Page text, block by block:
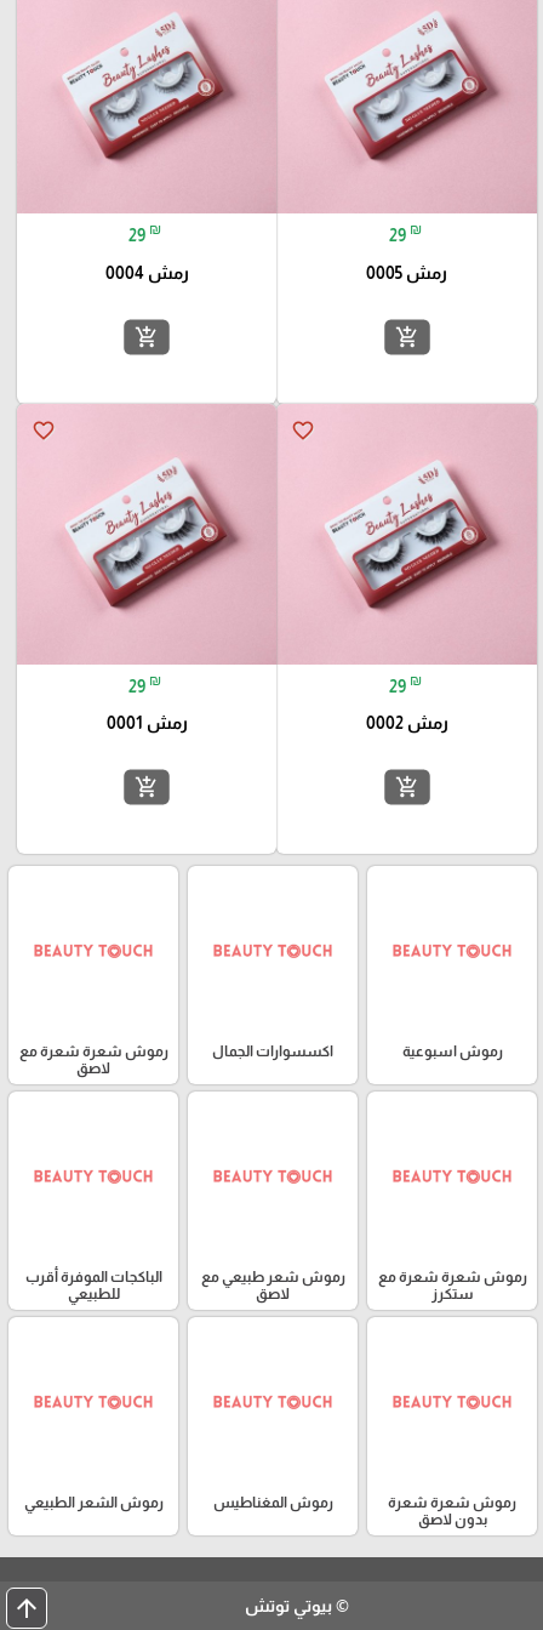
29 ₪
رمش 0005
add_shopping_cart
29 ₪
رمش 0004
add_shopping_cart
favorite_border
29 ₪
رمش 0002
add_shopping_cart
favorite_border
29 ₪
رمش 0001
add_shopping_cart
رموش اسبوعية اكسسوارات الجمال
رموش شعرة شعرة مع
لاصق
رموش شعرة شعرة مع
ستكرز
رموش شعر طبيعي مع
لاصق
الباكجات الموفرة أقرب
للطبيعي
رموش شعرة شعرة
بدون لاصق
رموش المغناطيس رموش الشعر الطبيعي
© بيوتي توتش arrow_upward